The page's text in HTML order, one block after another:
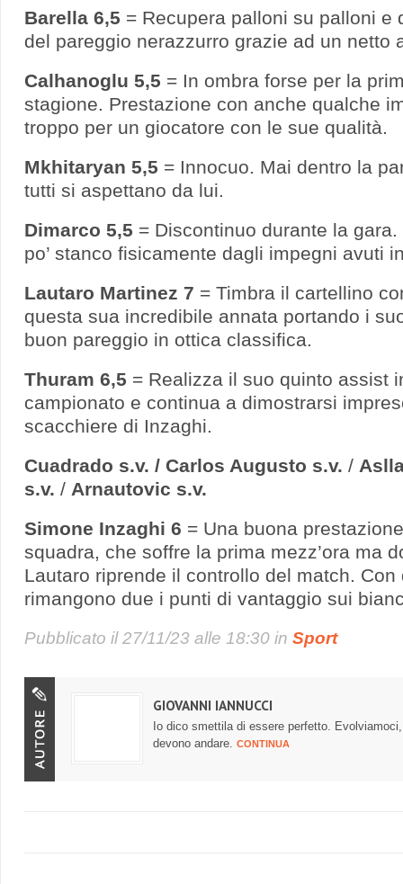
Barella 6,5 = Recupera palloni su palloni e
del pareggio nerazzurro grazie ad un netto
Calhanoglu 5,5 = In ombra forse per la
stagione. Prestazione con anche qualche
troppo per un giocatore con le sue qualità.
Mkhitaryan 5,5 = Innocuo. Mai dentro la
tutti si aspettano da lui.
Dimarco 5,5 = Discontinuo durante la
po’ stanco fisicamente dagli impegni avuti
Lautaro Martinez 7 = Timbra il cartellino
questa sua incredibile annata portando i
buon pareggio in ottica classifica.
Thuram 6,5 = Realizza il suo quinto assist
campionato e continua a dimostrarsi
scacchiere di Inzaghi.
Cuadrado s.v. / Carlos Augusto s.v. /
s.v. / Arnautovic s.v.
Simone Inzaghi 6 = Una buona
squadra, che soffre la prima mezz’ora ma
Lautaro riprende il controllo del match. Con
rimangono due i punti di vantaggio sui
Pubblicato il27/11/23 alle 18:30 in Sport
GIOVANNI IANNUCCI
Io dico smettila di essere perfetto.
devono andare. CONTINUA